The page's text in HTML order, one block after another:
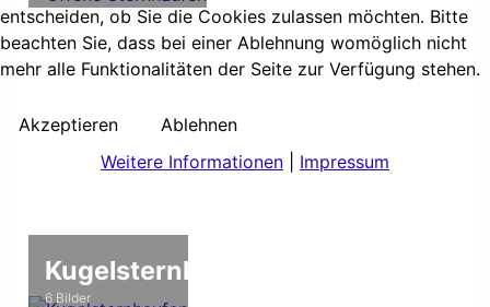
Kugelsternhaufen
6 Bilder
entscheiden, ob Sie die Cookies zulassen möchten. Bitte
beachten Sie, dass bei einer Ablehnung womöglich nicht
mehr alle Funktionalitäten der Seite zur Verfügung stehen.
Akzeptieren
Ablehnen
Weitere Informationen
Impressum